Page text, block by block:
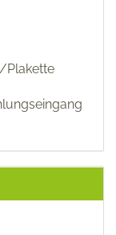
Plakette